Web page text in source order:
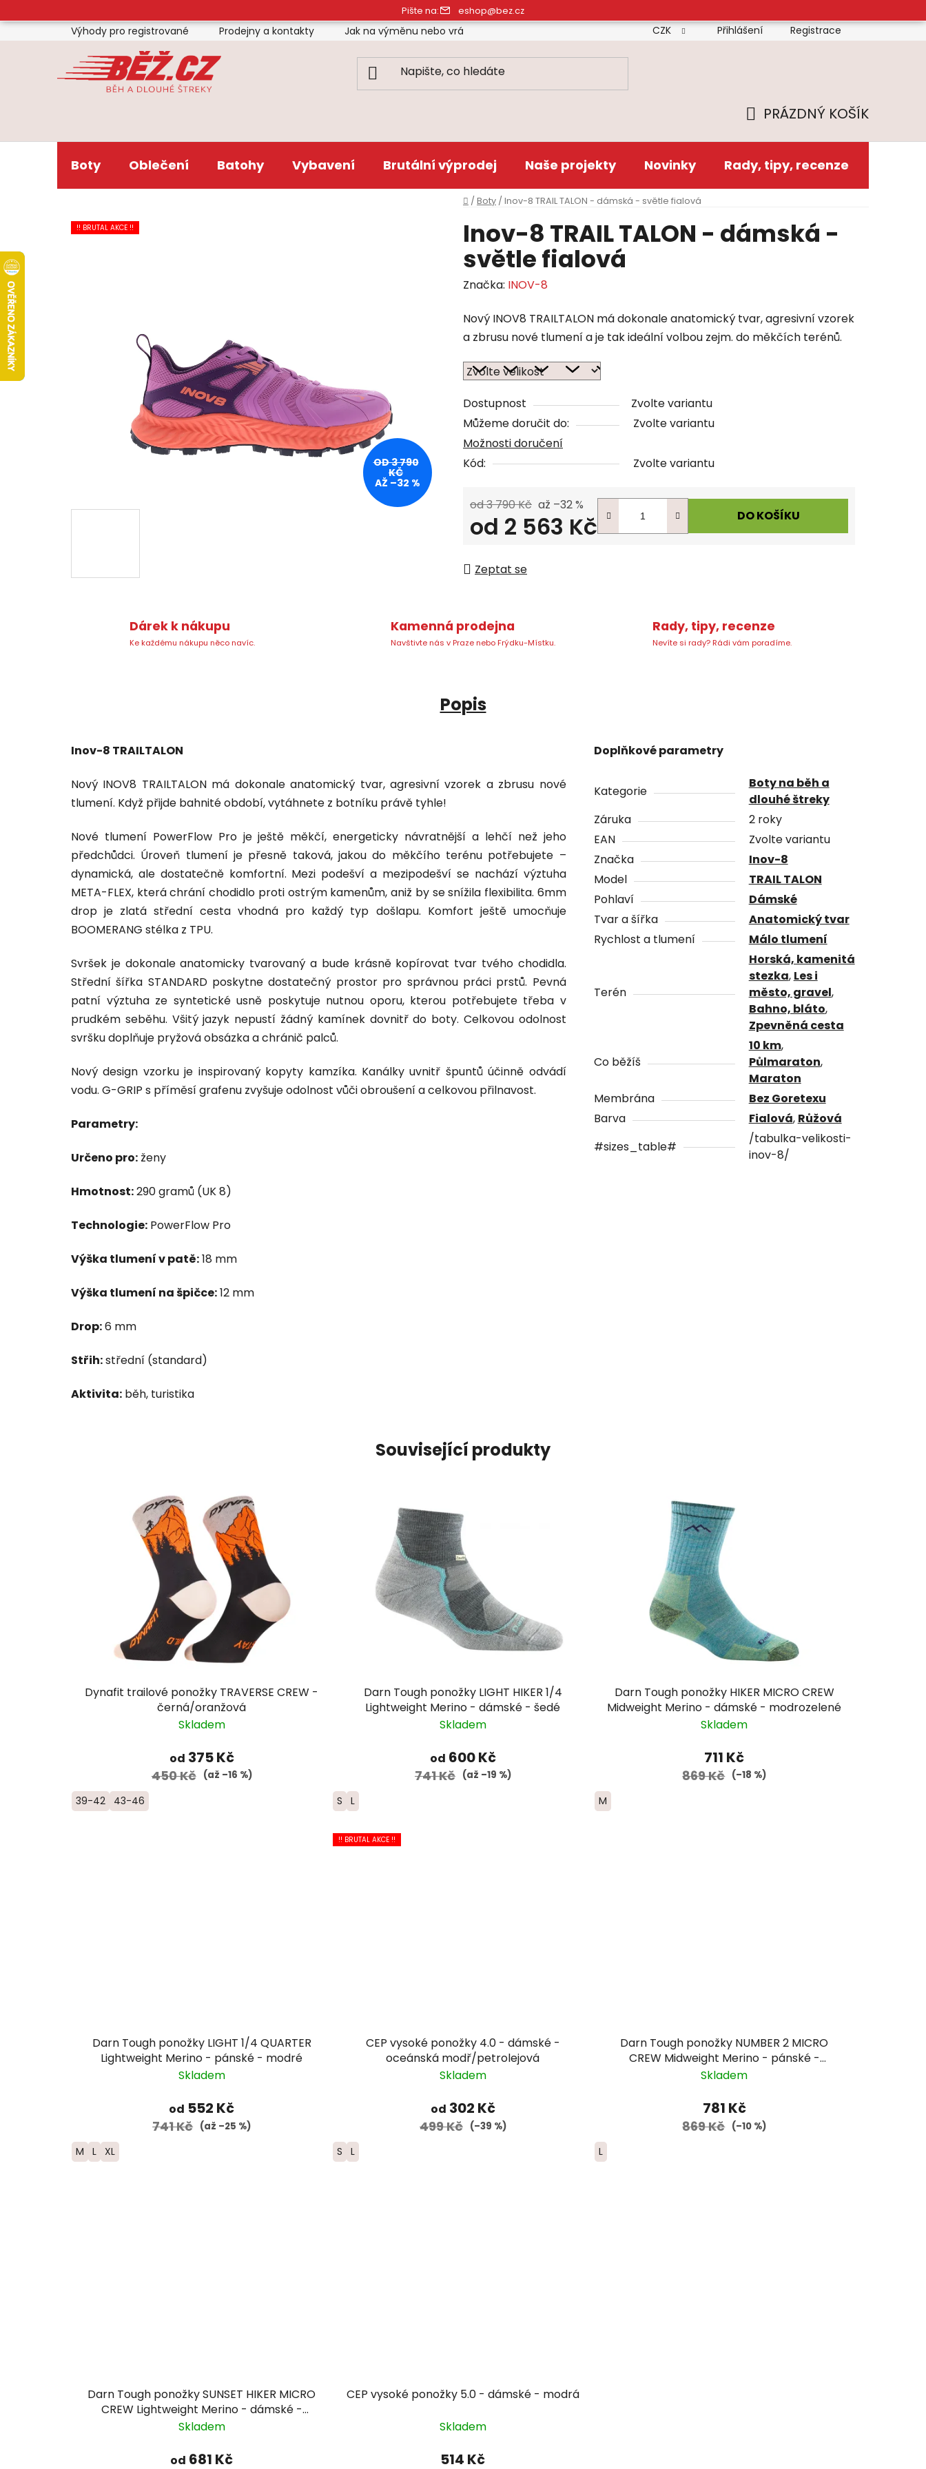
na
obsah
Pište na: eshop@bez.cz
Výhody pro registrované Prodejny a kontakty Jak na výměnu nebo vrácení zboží Doprava Platba Reklamační řád
CZK Přihlášení Registrace
KOŠÍK
PRÁZDNÝ KOŠÍK
Boty Oblečení Batohy Vybavení Brutální výprodej Naše projekty Novinky Rady, tipy, recenze
Domů
/ Boty / Inov-8 TRAIL TALON - dámská - světle fialová
Inov-8 TRAIL TALON - dámská -
světle fialová
Značka: INOV-8
Nový INOV8 TRAILTALON má dokonale anatomický tvar, agresivní vzorek
a zbrusu nové tlumení a je tak ideální volbou zejm. do měkčích terénů.
Dostupnost
Zvolte variantu
Můžeme doručit do:
Zvolte variantu
Možnosti doručení
Kód:
Zvolte variantu
od 3 790 Kč až –32 %
od 2 563 Kč DO KOŠÍKU
Zeptat se
!! BRUTAL AKCE !!
OD 3 790
KČ
AŽ –32 %
Dárek k nákupu
Ke každému nákupu něco navíc.
Kamenná prodejna
Navštivte nás v Praze nebo Frýdku-Místku.
Rady, tipy, recenze
Nevíte si rady? Rádi vám poradíme.
Popis
Inov-8 TRAILTALON
Nový INOV8 TRAILTALON má dokonale anatomický tvar, agresivní vzorek a zbrusu nové
tlumení. Když přijde bahnité období, vytáhnete z botníku právě tyhle!
Nové tlumení PowerFlow Pro je ještě měkčí, energeticky návratnější a lehčí než jeho
předchůdci. Úroveň tlumení je přesně taková, jakou do měkčího terénu potřebujete –
dynamická, ale dostatečně komfortní. Mezi podešví a mezipodešví se nachází výztuha
META-FLEX, která chrání chodidlo proti ostrým kamenům, aniž by se snížila flexibilita. 6mm
drop je zlatá střední cesta vhodná pro každý typ došlapu. Komfort ještě umocňuje
BOOMERANG stélka z TPU.
Svršek je dokonale anatomicky tvarovaný a bude krásně kopírovat tvar tvého chodidla.
Střední šířka STANDARD poskytne dostatečný prostor pro správnou práci prstů. Pevná
patní výztuha ze syntetické usně poskytuje nutnou oporu, kterou potřebujete třeba v
prudkém seběhu. Všitý jazyk nepustí žádný kamínek dovnitř do boty. Celkovou odolnost
svršku doplňuje pryžová obsázka a chránič palců.
Nový design vzorku je inspirovaný kopyty kamzíka. Kanálky uvnitř špuntů účinně odvádí
vodu. G-GRIP s příměsí grafenu zvyšuje odolnost vůči obroušení a celkovou přilnavost.
Parametry:
Určeno pro: ženy
Hmotnost:290 gramů (UK 8)
Technologie: PowerFlow Pro
Výška tlumení v patě:18 mm
Výška tlumení na špičce:12 mm
Drop:6 mm
Střih:střední (standard)
Aktivita: běh, turistika
Doplňkové parametry
Kategorie
Boty na běh a
dlouhé štreky
Záruka
2 roky
EAN
Zvolte variantu
Značka
Inov-8
Model
TRAIL TALON
Pohlaví
Dámské
Tvar a šířka
Anatomický tvar
Rychlost a tlumení
Málo tlumení
Terén
Horská, kamenitá
stezka, Les i
město, gravel,
Bahno, bláto,
Zpevněná cesta
Co běžíš
10 km,
Půlmaraton,
Maraton
Membrána
Bez Goretexu
Barva
Fialová, Růžová
#sizes_table#
/tabulka-velikosti-
inov-8/
Související produkty
Dynafit trailové ponožky TRAVERSE CREW -
černá/oranžová
Skladem
od 375 Kč
450 Kč (až –16 %)
39-42 43-46
Darn Tough ponožky LIGHT HIKER 1/4
Lightweight Merino - dámské - šedé
Skladem
od 600 Kč
741 Kč (až –19 %)
S L
Darn Tough ponožky HIKER MICRO CREW
Midweight Merino - dámské - modrozelené
Skladem
711 Kč
869 Kč (–18 %)
M
Darn Tough ponožky LIGHT 1/4 QUARTER
Lightweight Merino - pánské - modré
Skladem
od 552 Kč
741 Kč (až –25 %)
M L XL
!! BRUTAL AKCE !!
CEP vysoké ponožky 4.0 - dámské -
oceánská modř/petrolejová
Skladem
od 302 Kč
499 Kč (–39 %)
S L
Darn Tough ponožky NUMBER 2 MICRO
CREW Midweight Merino - pánské -
červené/modré/žluté
Skladem
781 Kč
869 Kč (–10 %)
L
Darn Tough ponožky SUNSET HIKER MICRO
CREW Lightweight Merino - dámské -
zeleno/šedé
Skladem
od 681 Kč
CEP vysoké ponožky 5.0 - dámské - modrá
Skladem
514 Kč